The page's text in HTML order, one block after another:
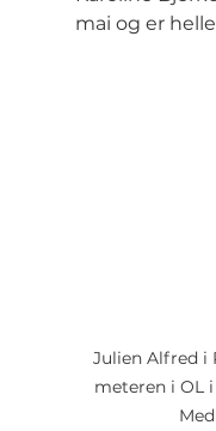
mai og er
Julien Alfred i
meteren i OL